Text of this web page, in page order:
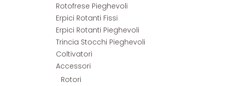
Rotofrese Pieghevoli
Erpici Rotanti Fissi
Erpici Rotanti Pieghevoli
Trincia Stocchi Pieghevoli
Coltivatori
Accessori
Rotori